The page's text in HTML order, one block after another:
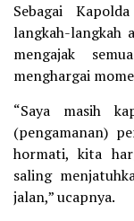
Sebagai
langkah-langkah
mengajak
menghargai
“Saya masih
(pengamanan)
hormati, kita
saling
jalan,” ucapnya.